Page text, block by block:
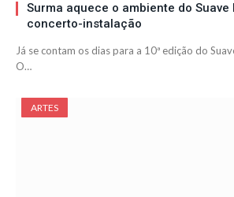
Surma aquece o ambiente do Suave
concerto-instalação
Já se contam os dias para a 10ª edição do
O…
ARTES